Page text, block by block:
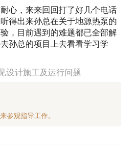
心，来来回回打了好几个电话
得出来孙总在关于地源热泵的
，目前遇到的难题都已全部解
孙总的项目上去看看学习学
设计施工及运行问题